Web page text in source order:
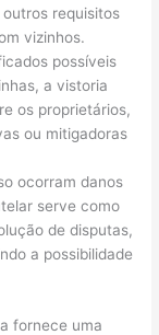
requisitos
vizinhos.
possíveis
a vistoria
os proprietários,
ou mitigadoras
ocorram danos
serve como
de disputas,
a possibilidade
fornece uma